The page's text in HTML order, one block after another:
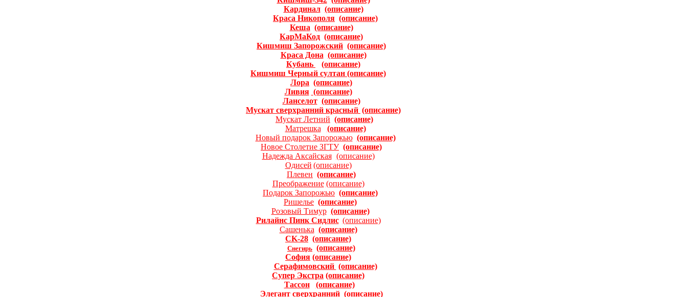
Кардинал (описание)
Краса Никополя (описание)
Кеша (описание)
КарМаКод (описание)
Кишмиш Запорожский (описание)
Краса Дона (описание)
Кубань
(описание)
Кишмиш Черный султан (описание)
Лора (описание)
Ливия (описание)
Ланселот (описание)
Мускат сверхранний красный (описание)
Мускат Летний (описание)
Матрешка
(описание)
Новый подарок Запорожью (описание)
Новое Столетие ЗГТУ (описание)
Надежда Аксайская (описание)
Одисей (описание)
Плевен (описание)
Преображение (описание)
Подарок Запорожью (описание)
Ришелье (описание)
Розовый Тимур (описание)
Рилайнс Пинк Сидлис (описание)
Сашенька (описание)
CK-28 (описание)
Снегирь (описание)
София (описание)
Серафимовский (описание)
Супер Экстра (oписание)
Тассон
(описание)
Элегант сверхранний (описание)